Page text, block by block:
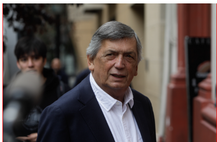
Tecnología
Sostenibilidad
soy
arica
soyiquique
soycalama